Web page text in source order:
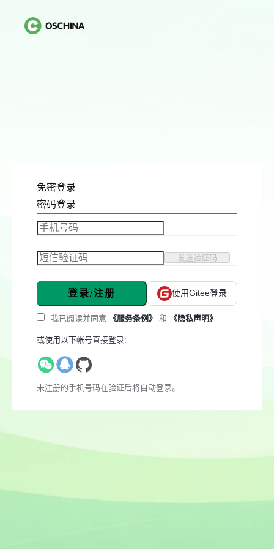
免密登录
密码登录
发送验证码
登录/注册 使用Gitee登录
我已阅读并同意 《服务条例》 和 《隐私声明》
或使用以下帐号直接登录:
未注册的手机号码在验证后将自动登录。